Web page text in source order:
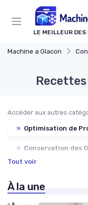
LE MEILLEUR
Machine a Glacon
Accéder aux autres
» Optimisation de
» Conservation des
Tout voir
À la une
Panneau de gestion